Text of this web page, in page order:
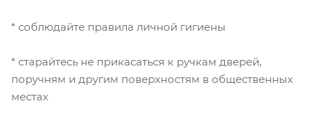
* соблюдайте правила личной гигиены
* старайтесь не прикасаться к ручкам дверей,
поручням и другим поверхностям в общественных
местах